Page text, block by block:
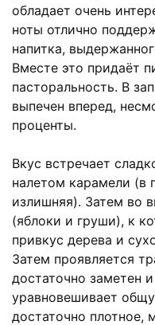
обладает очень
ноты отлично
напитка,
Вместе это придаёт
пасторальность. В
выпечен вперед,
проценты.
Вкус встречает
налетом карамели (в
излишняя). Затем во
(яблоки и груши), к
привкус дерева и
Затем проявляется
достаточно заметен
уравновешивает
достаточно плотное,